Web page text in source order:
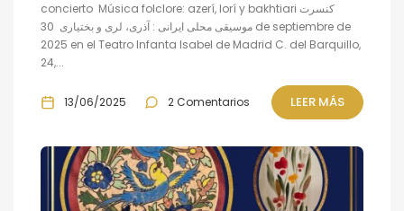
concierto Música folclore: azerí, lorí y bakhtiari کنسرت
موسیقی محلی ایرانی : آذری، لری و بختیاری 30 de septiembre de
2025 en el Teatro Infanta Isabel de Madrid C. del Barquillo,
24,...
13/06/2025 2 Comentarios LEER MÁS